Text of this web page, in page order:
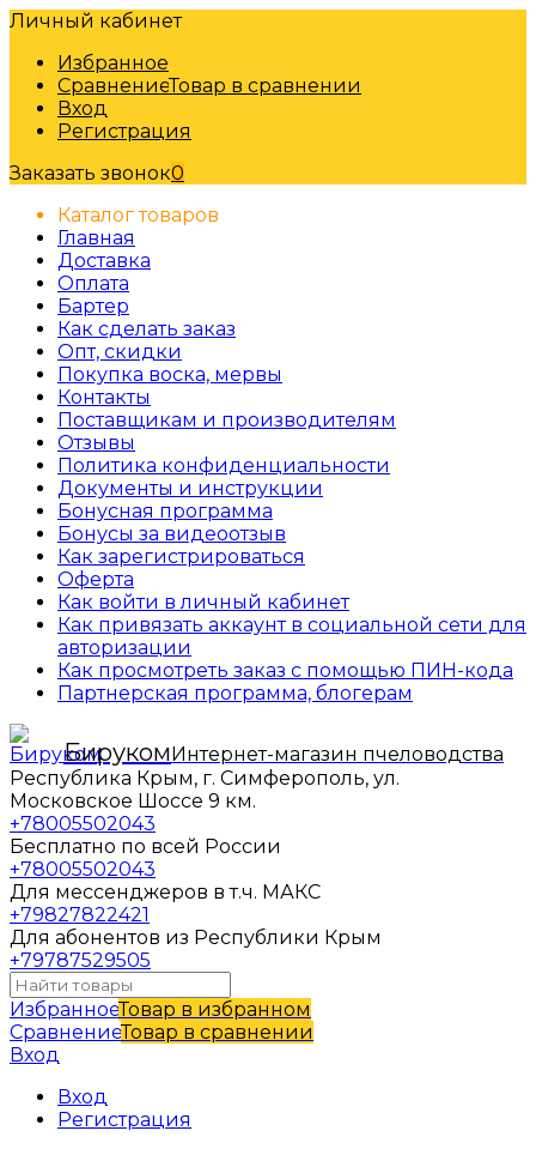
Личный кабинет
Избранное
СравнениеТовар в сравнении
Вход
Регистрация
Заказать звонок0
Каталог товаров
Главная
Доставка
Оплата
Бартер
Как сделать заказ
Опт, скидки
Покупка воска, мервы
Контакты
Поставщикам и производителям
Отзывы
Политика конфиденциальности
Документы и инструкции
Бонусная программа
Бонусы за видеоотзыв
Как зарегистрироваться
Оферта
Как войти в личный кабинет
Как привязать аккаунт в социальной сети для
авторизации
Как просмотреть заказ с помощью ПИН-кода
Партнерская программа, блогерам
БирукомИнтернет-магазин пчеловодства
Республика Крым, г. Симферополь, ул.
Московское Шоссе 9 км.
+78005502043
Бесплатно по всей России
+78005502043
Для мессенджеров в т.ч. МАКС
+79827822421
Для абонентов из Республики Крым
+79787529505
ИзбранноеТовар в избранном
СравнениеТовар в сравнении
Вход
Вход
Регистрация